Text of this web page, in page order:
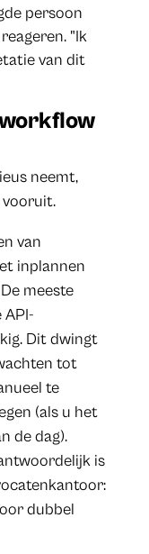
persoon
"Ik
van dit
neemt,
van
inplannen
meeste
Dit dwingt
tot
te
(als u het
de dag).
is
dubbel